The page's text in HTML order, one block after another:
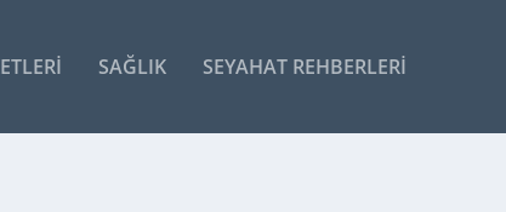
SAĞLIK SEYAHAT REHBERLERI